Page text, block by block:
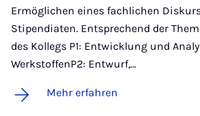
Ermöglichen eines fachlichen
Stipendiaten. Entsprechend der
des Kollegs P1: Entwicklung und
WerkstoffenP2: Entwurf,…
Mehr erfahren